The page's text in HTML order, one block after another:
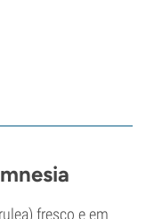
fresco e em